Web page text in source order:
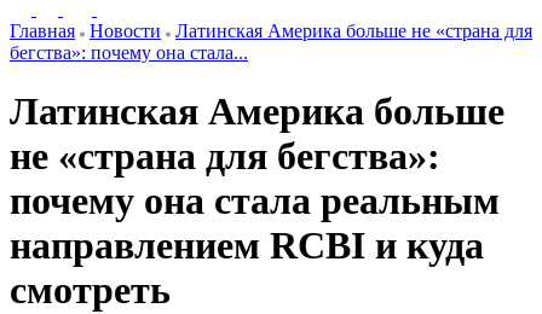
Главная Новости
Латинская Америка больше не «страна для
бегства»: почему она стала...
Латинская Америка больше
не «страна для бегства»:
почему она стала реальным
направлением RCBI и куда
смотреть